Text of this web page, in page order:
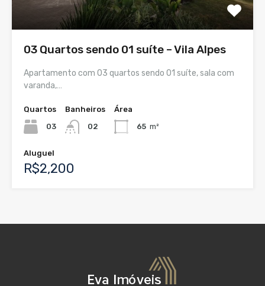
03 Quartos sendo 01 suíte – Vila Alpes
Apartamento com 03 quartos sendo 01 suíte, sala com
varanda,…
Quartos
03
Banheiros
02
Área
65 m²
Aluguel
R$2,200